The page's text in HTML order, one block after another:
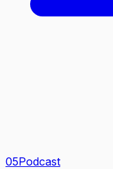
05Podcast